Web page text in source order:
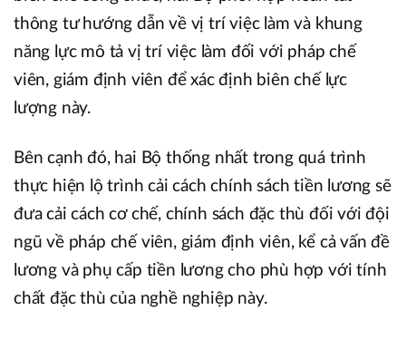
thông tư hướng dẫn về vị trí việc làm và khung
năng lực mô tả vị trí việc làm đối với pháp chế
viên, giám định viên để xác định biên chế lực
lượng này.
Bên cạnh đó, hai Bộ thống nhất trong quá trình
thực hiện lộ trình cải cách chính sách tiền lương sẽ
đưa cải cách cơ chế, chính sách đặc thù đối với đội
ngũ về pháp chế viên, giám định viên, kể cả vấn đề
lương và phụ cấp tiền lương cho phù hợp với tính
chất đặc thù của nghề nghiệp này.